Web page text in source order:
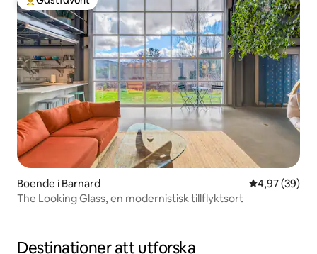
Populär gästfavorit
Boende i Barnard 4,97 av 5 i
4,97 (39)
The Looking Glass, en modernistisk tillflyktsort
Destinationer att utforska